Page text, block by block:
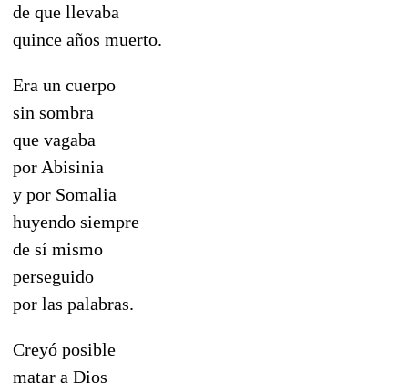
de que llevaba
quince años muerto.
Era un cuerpo
sin sombra
que vagaba
por Abisinia
y por Somalia
huyendo siempre
de sí mismo
perseguido
por las palabras.
Creyó posible
matar a Dios